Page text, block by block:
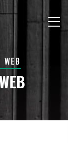
WEB